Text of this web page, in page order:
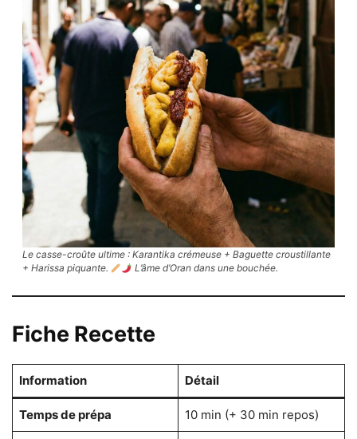
Le casse-croûte ultime : Karantika crémeuse + Baguette croustillante
+ Harissa piquante.
L’âme d’Oran dans une bouchée.
Fiche Recette
Information Détail
Temps de prépa 10 min (+ 30 min repos)